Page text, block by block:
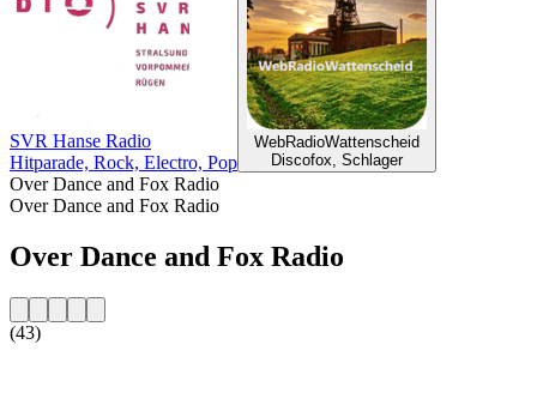
SVR Hanse Radio
Hitparade, Rock, Electro, Pop
WebRadioWattenscheid
Discofox, Schlager
Over Dance and Fox Radio
Over Dance and Fox Radio
Over Dance and Fox Radio
(43)